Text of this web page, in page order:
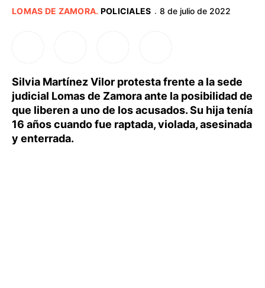
LOMAS DE ZAMORA. POLICIALES · 8 de julio de 2022
Silvia Martínez Vilor protesta frente a la sede
judicial Lomas de Zamora ante la posibilidad de
que liberen a uno de los acusados. Su hija tenía
16 años cuando fue raptada, violada, asesinada
y enterrada.